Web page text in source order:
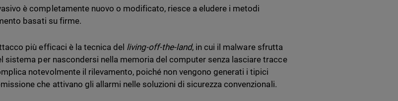
è completamente nuovo o modificato, riesce a eludere i metodi
basati su firme.
più efficaci è la tecnica del living-off-the-land, in cui il malware sfrutta
sistema per nascondersi nella memoria del computer senza lasciare tracce
notevolmente il rilevamento, poiché non vengono generati i tipici
che attivano gli allarmi nelle soluzioni di sicurezza convenzionali.